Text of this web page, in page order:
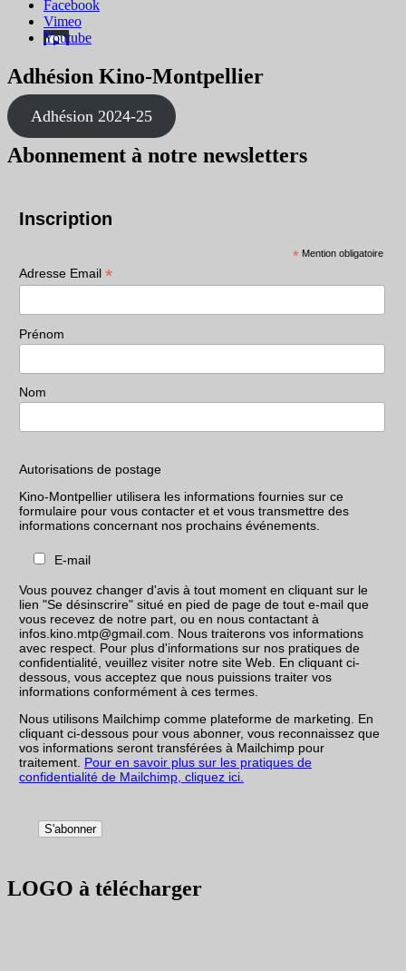
Facebook
Vimeo
Youtube
Adhésion Kino-Montpellier
Adhésion 2024-25
Abonnement à notre newsletters
Inscription
* Mention obligatoire
Adresse Email *
Prénom
Nom
Autorisations de postage
Kino-Montpellier utilisera les informations fournies sur ce
formulaire pour vous contacter et et vous transmettre des
informations concernant nos prochains événements.
E-mail
Vous pouvez changer d'avis à tout moment en cliquant sur le
lien "Se désinscrire" situé en pied de page de tout e-mail que
vous recevez de notre part, ou en nous contactant à
infos.kino.mtp@gmail.com. Nous traiterons vos informations
avec respect. Pour plus d'informations sur nos pratiques de
confidentialité, veuillez visiter notre site Web. En cliquant ci-
dessous, vous acceptez que nous puissions traiter vos
informations conformément à ces termes.
Nous utilisons Mailchimp comme plateforme de marketing. En
cliquant ci-dessous pour vous abonner, vous reconnaissez que
vos informations seront transférées à Mailchimp pour
traitement. Pour en savoir plus sur les pratiques de
confidentialité de Mailchimp, cliquez ici.
LOGO à télécharger